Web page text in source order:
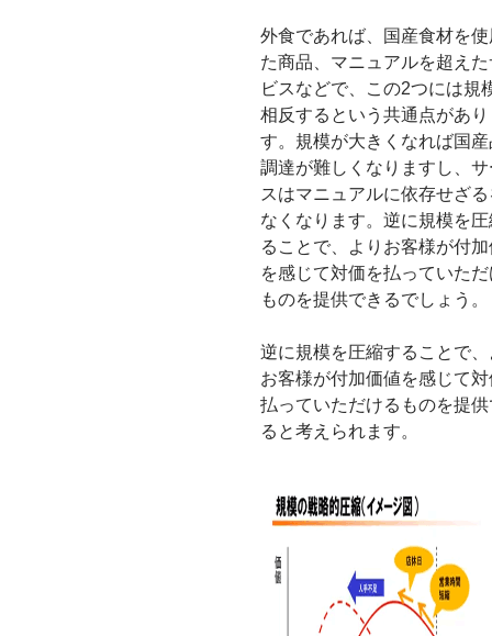
外食であれば、国産食材を
た商品、マニュアルを超え
ビスなどで、この2つには規
相反するという共通点があ
す。規模が大きくなれば国
調達が難しくなりますし、
スはマニュアルに依存せざ
なくなります。逆に規模を
ることで、よりお客様が付
を感じて対価を払っていた
ものを提供できるでしょう。
逆に規模を圧縮することで
お客様が付加価値を感じて
払っていただけるものを提
ると考えられます。